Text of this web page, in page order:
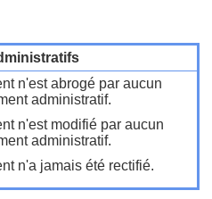
n'est abrogé par aucun
administratif.
n'est modifié par aucun
administratif.
n'a jamais été rectifié.